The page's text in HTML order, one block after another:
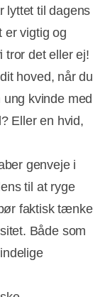
lyttet til dagens
er vigtig og
tror det eller ej!
hoved, når du
ung kvinde med
Eller en hvid,
genveje i
til at ryge
faktisk tænke
Både som